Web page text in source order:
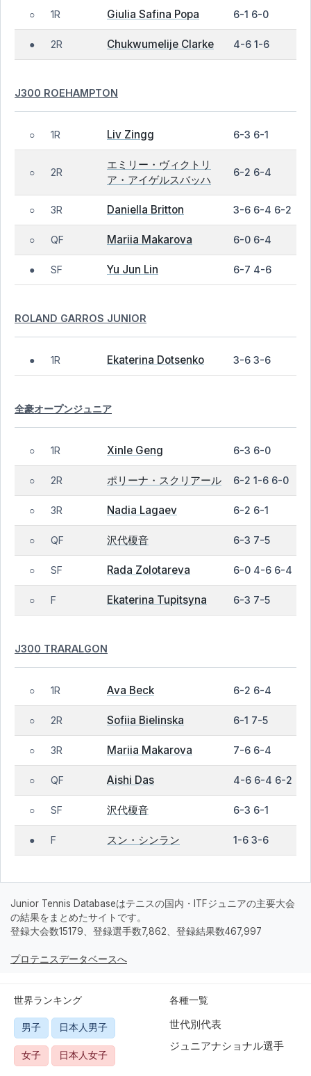
○ 1R Giulia Safina Popa 6-1 6-0
● 2R Chukwumelije Clarke 4-6 1-6
J300 ROEHAMPTON
○ 1R Liv Zingg 6-3 6-1
○ 2R
エミリー・ヴィクトリ
ア・アイゲルスバッハ
6-2 6-4
○ 3R Daniella Britton 3-6 6-4 6-2
○ QF Mariia Makarova 6-0 6-4
● SF Yu Jun Lin 6-7 4-6
ROLAND GARROS JUNIOR
● 1R Ekaterina Dotsenko 3-6 3-6
全豪オープンジュニア
○ 1R Xinle Geng 6-3 6-0
○ 2R ポリーナ・スクリアール 6-2 1-6 6-0
○ 3R Nadia Lagaev 6-2 6-1
○ QF 沢代榎音 6-3 7-5
○ SF Rada Zolotareva 6-0 4-6 6-4
○ F Ekaterina Tupitsyna 6-3 7-5
J300 TRARALGON
○ 1R Ava Beck 6-2 6-4
○ 2R Sofiia Bielinska 6-1 7-5
○ 3R Mariia Makarova 7-6 6-4
○ QF Aishi Das 4-6 6-4 6-2
○ SF 沢代榎音 6-3 6-1
● F スン・シンラン 1-6 3-6
Junior Tennis Databaseはテニスの国内・ITFジュニアの主要大会
の結果をまとめたサイトです。
登録大会数15179、登録選手数7,862、登録結果数467,997
プロテニスデータベースへ
世界ランキング
男子 日本人男子
女子 日本人女子
各種一覧
世代別代表
ジュニアナショナル選手